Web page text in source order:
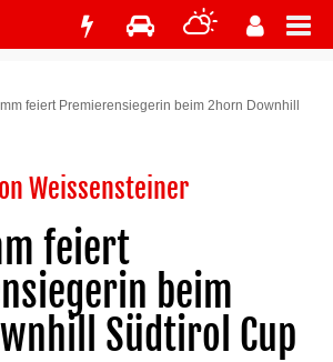
feiert Premierensiegerin beim 2horn Downhill
Weissensteiner
feiert
beim
Südtirol Cup